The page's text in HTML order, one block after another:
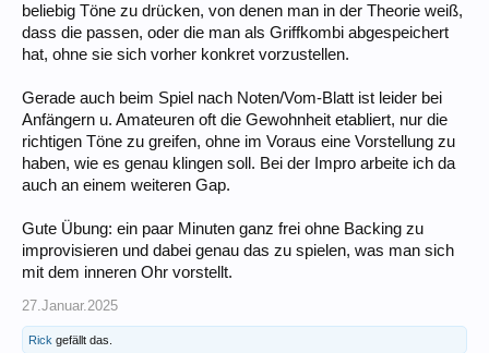
beliebig Töne zu drücken, von denen man in der Theorie weiß,
dass die passen, oder die man als Griffkombi abgespeichert
hat, ohne sie sich vorher konkret vorzustellen.
Gerade auch beim Spiel nach Noten/Vom-Blatt ist leider bei
Anfängern u. Amateuren oft die Gewohnheit etabliert, nur die
richtigen Töne zu greifen, ohne im Voraus eine Vorstellung zu
haben, wie es genau klingen soll. Bei der Impro arbeite ich da
auch an einem weiteren Gap.
Gute Übung: ein paar Minuten ganz frei ohne Backing zu
improvisieren und dabei genau das zu spielen, was man sich
mit dem inneren Ohr vorstellt.
27.Januar.2025
Rick gefällt das.